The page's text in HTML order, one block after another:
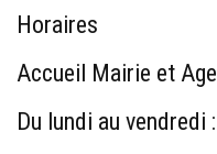
Horaires
Accueil Mairie et
Du lundi au vendredi :